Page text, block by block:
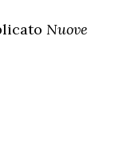
Nuove